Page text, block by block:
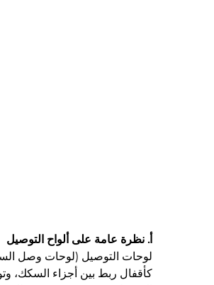
أ. نظرة عامة على ألواح التوصيل
لوحات التوصيل (لوحات وصل
كأقفال ربط بين أجزاء السكك،